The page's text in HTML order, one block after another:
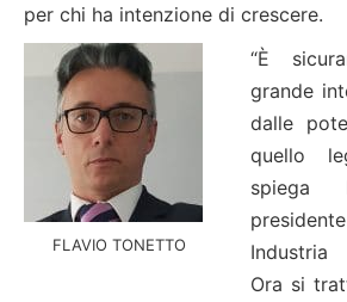
per chi ha intenzione di crescere.
FLAVIO TONETTO
“È
grande
dalle
quello
spiega
Industria
Ora si